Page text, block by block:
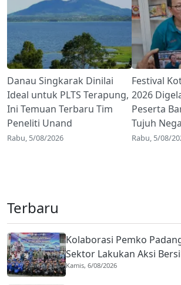
Danau Singkarak Dinilai
Ideal untuk PLTS Terapung,
Ini Temuan Terbaru Tim
Peneliti Unand
Rabu, 5/08/2026
Festival
2026
Peserta
Tujuh
Rabu, 5/08/
Terbaru
Kolaborasi Pemko
Sektor Lakukan Aksi
Batang Arau di HJK ke-357
Kamis, 6/08/2026